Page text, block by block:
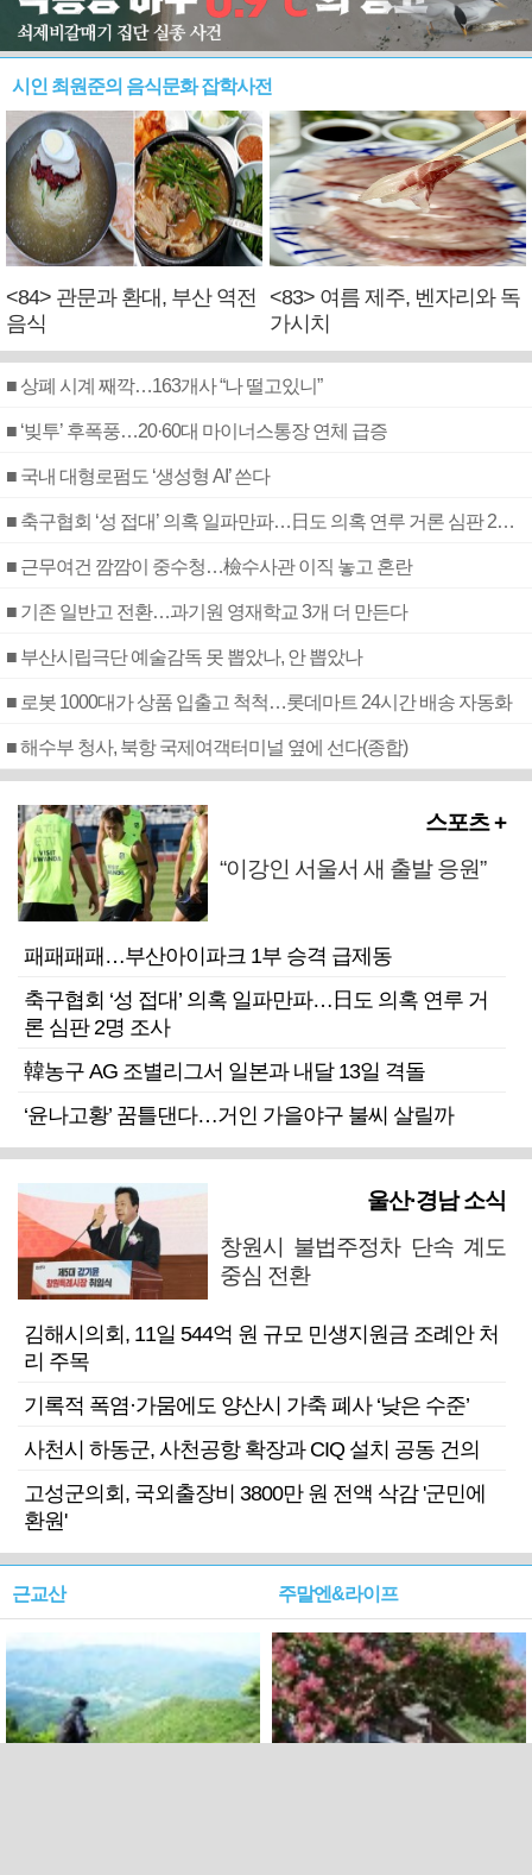
시인 최원준의 음식문화 잡학사전
<84> 관문과 환대, 부산 역전
음식
<83> 여름 제주, 벤자리와 독
가시치
■ 상폐 시계 째깍…163개사 “나 떨고있니”
■ ‘빚투’ 후폭풍…20·60대 마이너스통장 연체 급증
■ 국내 대형로펌도 ‘생성형 AI’ 쓴다
■ 축구협회 ‘성 접대’ 의혹 일파만파…日도 의혹 연루 거론 심판 2명 조사
■ 근무여건 깜깜이 중수청…檢수사관 이직 놓고 혼란
■ 기존 일반고 전환…과기원 영재학교 3개 더 만든다
■ 부산시립극단 예술감독 못 뽑았나, 안 뽑았나
■ 로봇 1000대가 상품 입출고 척척…롯데마트 24시간 배송 자동화
■ 해수부 청사, 북항 국제여객터미널 옆에 선다(종합)
스포츠 +
“이강인 서울서 새 출발 응원”
패패패패…부산아이파크 1부 승격 급제동
축구협회 ‘성 접대’ 의혹 일파만파…日도 의혹 연루 거
론 심판 2명 조사
韓농구 AG 조별리그서 일본과 내달 13일 격돌
‘윤나고황’ 꿈틀댄다…거인 가을야구 불씨 살릴까
울산·경남 소식
창원시 불법주정차 단속 계도
중심 전환
김해시의회, 11일 544억 원 규모 민생지원금 조례안 처
리 주목
기록적 폭염·가뭄에도 양산시 가축 폐사 ‘낮은 수준’
사천시 하동군, 사천공항 확장과 CIQ 설치 공동 건의
고성군의회, 국외출장비 3800만 원 전액 삭감 '군민에
환원'
근교산 주말엔&라이프